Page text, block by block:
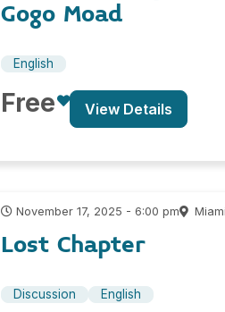
Gogo Moad
English
Free View Details
November 17, 2025 - 6:00 pm
Lost Chapter
Discussion English